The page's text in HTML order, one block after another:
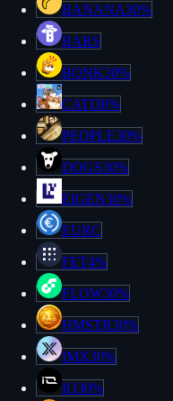
BANANA30%
BARS
BONK30%
CATI30%
PEOPLE30%
DOGS30%
EIGEN30%
EURC
FET4%
FLOW30%
HMSTR30%
IMX30%
IO30%